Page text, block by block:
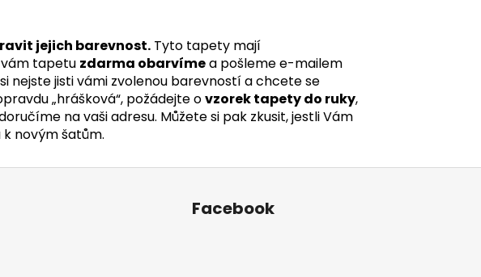
jejich barevnost. Tyto tapety mají
tapetu zdarma obarvímea pošleme e-mailem
nejste jisti vámi zvolenou barevností a chcete se
„hrášková“, požádejte ovzorek tapety do ruky,
na vaši adresu. Můžete si pak zkusit, jestli Vám
novým šatům.
Facebook